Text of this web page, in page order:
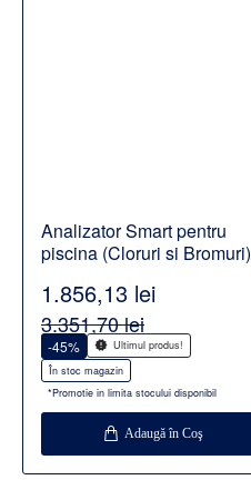
Analizator Smart pentru
piscina (Cloruri si Bromuri)
Ultimul produs!
În stoc magazin
*Promotie in limita stocului disponibil
-45%
1.856,13 lei
3.351,70 lei
Adaugă în Coş